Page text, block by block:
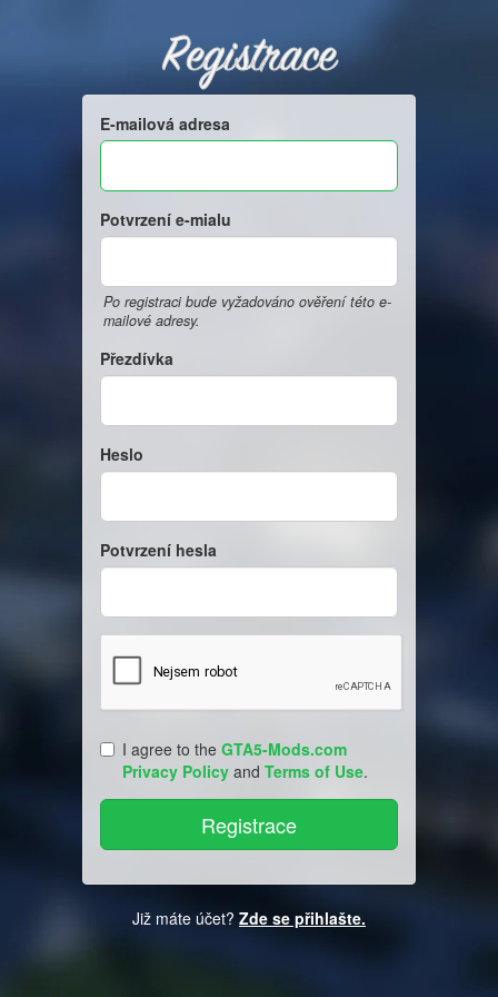
Registrace
E-mailová adresa
Potvrzení e-mialu
Po registraci bude vyžadováno ověření této e-
mailové adresy.
Přezdívka
Heslo
Potvrzení hesla
I agree to the GTA5-Mods.com
Privacy Policy and Terms of Use.
Již máte účet? Zde se přihlašte.